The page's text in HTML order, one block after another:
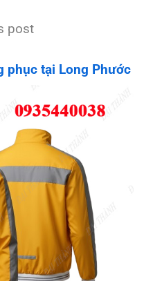
post
phục tại Long Phước